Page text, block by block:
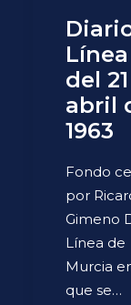
Línea
del
abril
1963
Fondo
por
Gimeno
Línea de
Murcia
que se…